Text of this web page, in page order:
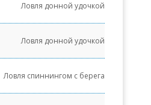
Ловля донной удочкой
Ловля донной удочкой
Ловля спиннингом с берега